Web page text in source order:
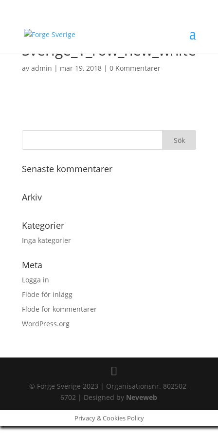
Forge
Sverige_1_row_new_white
av admin | mar 19, 2018| 0 Kommentarer
Senaste kommentarer
Arkiv
Kategorier
Inga kategorier
Meta
Logga in
Flöde för inlägg
Flöde för kommentarer
WordPress.org
© Forge Sverige 2023 | Organisationsnr. 802502-
6702 | Designed by Neveweb
Privacy & Cookies Policy